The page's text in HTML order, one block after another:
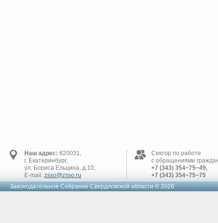
Наш адрес: 620031,
г. Екатеринбург,
ул. Бориса Ельцина, д.10,
E-mail: zsso@zsso.ru
Сектор по работе
с обращениями
+7 (343) 354−75−49,
+7 (343) 354−75−75
Законодательное Cобрание Свердловской области © 2026